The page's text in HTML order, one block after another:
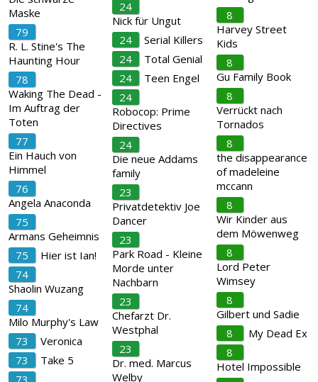
Maske
79
R. L. Stine's The
Haunting Hour
78
Waking The Dead -
Im Auftrag der
Toten
77
Ein Hauch von
Himmel
76
Angela Anaconda
75
Armans Geheimnis
75
Hier ist Ian!
74
Shaolin Wuzang
74
Milo Murphy's Law
73
Veronica
73
Take 5
73
24
Nick für Ungut
24
Serial Killers
24
Total Genial
24
Teen Engel
24
Robocop: Prime
Directives
24
Die neue Addams
family
23
Privatdetektiv Joe
Dancer
23
Park Road - Kleine
Morde unter
Nachbarn
23
Chefarzt Dr.
Westphal
23
Dr. med. Marcus
Welby
8
Harvey Street
Kids
8
Gu Family Book
8
Verrückt nach
Tornados
8
the disappearance
of madeleine
mccann
8
Wir Kinder aus
dem Möwenweg
8
Lord Peter
Wimsey
8
Gilbert und Sadie
8
My Dead Ex
8
Hotel Impossible